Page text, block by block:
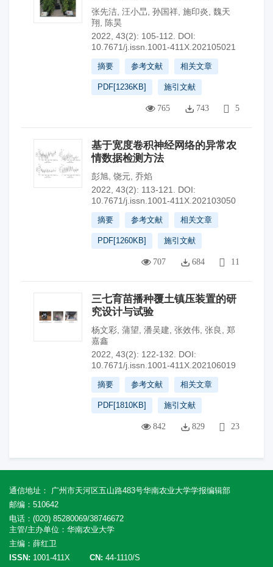
张先洁 汪小旵 孙国祥 施印炎 魏天
翔
陈昊
2022, 43(2): 105-112.
DOI:
10.7671/j.issn.1001-411X.202105021
摘要 参考文献 相关文章
PDF[1236KB] 施引文献
765 743 5
基于宽度卷积神经网络的异常农
情数据检测方法
彭旭 饶元 乔焰
2022, 43(2): 113-121.
DOI:
10.7671/j.issn.1001-411X.202103050
摘要 参考文献 相关文章
PDF[1260KB] 施引文献
707 684 11
三七育苗播种覆土镇压装置的研
究设计与试验
杨文彩 蒲望 潘吴建 张效伟 张良
郑
嘉鑫
2022, 43(2): 122-132.
DOI:
10.7671/j.issn.1001-411X.202106019
摘要 参考文献 相关文章
PDF[1810KB] 施引文献
842 829 23
通信地址： 广州市天河区五山路483号华南农业大学学报编辑部
邮编：510642
电话：(020) 85280069/38746672
主管/主办单位：华南农业大学
主编：薛红卫
ISSN: 1001-411X CN: 44-1110/S